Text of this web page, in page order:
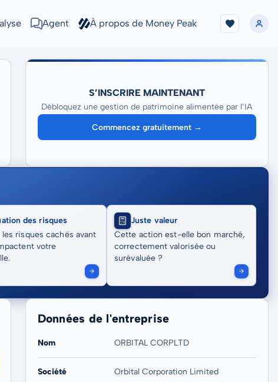
Agent À propos de Money Peak
S’INSCRIRE MAINTENANT
Débloquez une gestion de patrimoine alimentée par l’IA
Commencez gratuitement →
des risques
risques cachés avant
votre
Juste valeur
Cette action est-elle bon marché,
correctement valorisée ou
surévaluée ?
Données de l'entreprise
Nom ORBITAL CORPLTD
Société Orbital Corporation Limited